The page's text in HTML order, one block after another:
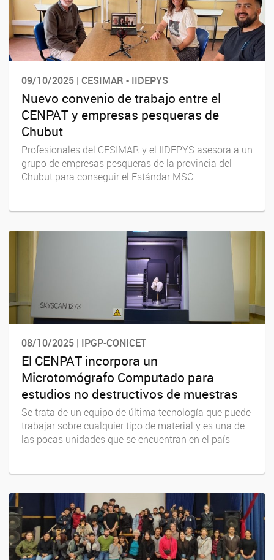
09/10/2025 | CESIMAR - IIDEPYS
Nuevo convenio de trabajo entre el
CENPAT y empresas pesqueras de
Chubut
Profesionales del CESIMAR y el IIDEPYS asesora a un
grupo de empresas pesqueras de la provincia del
Chubut para conseguir el Estándar MSC
08/10/2025 | IPGP-CONICET
El CENPAT incorpora un
Microtomógrafo Computado para
estudios no destructivos de muestras
Se trata de un equipo de última tecnología que puede
trabajar sobre cualquier tipo de material y es una de
las pocas unidades que se encuentran en el país